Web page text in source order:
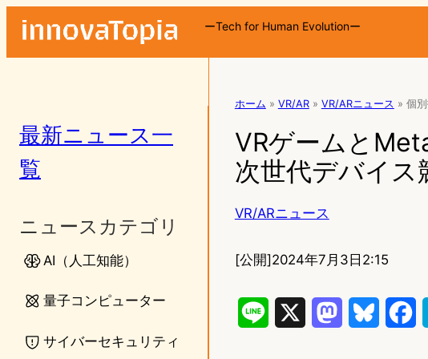
ーTech for Human Evolutionー
最新ニュース一
覧
ニュースカテゴリ
AI（人工知能）
量子コンピューター
サイバーセキュリティ
ホーム » VR/AR » VR/ARニュース » 個
VRゲームと
次世代デバイス
VR/ARニュース
[公開]2024年7月3日2:15